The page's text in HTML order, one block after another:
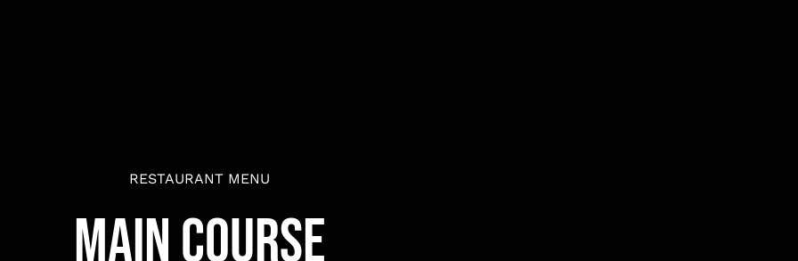
RESTAURANT MENU
MAIN COURSE